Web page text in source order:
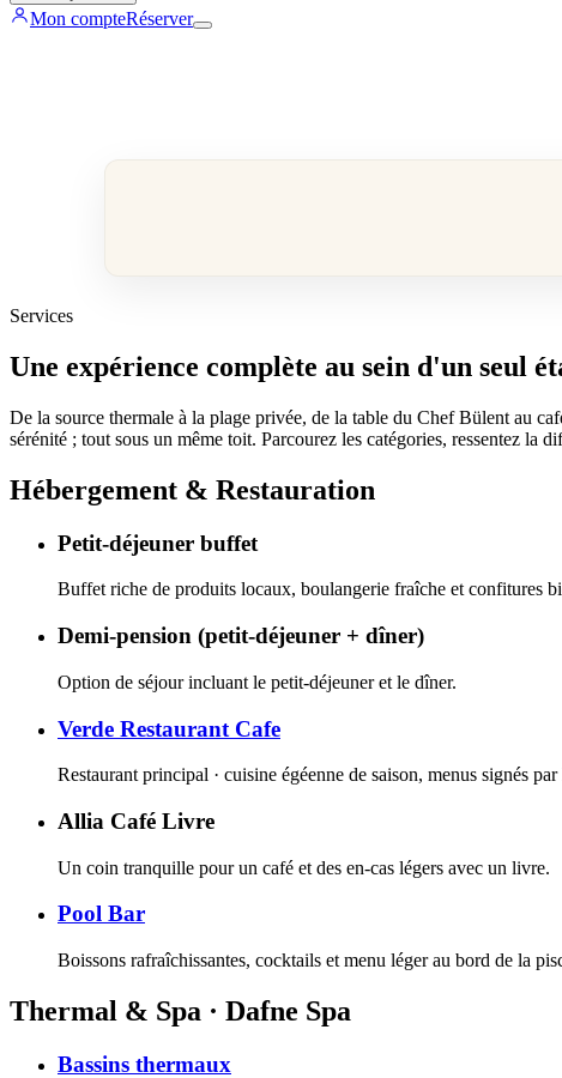
Mon compteRéserver
Services
Une expérience complète au sein d'un seul
De la source thermale à la plage privée, de la table du Chef Bülent au
sérénité ; tout sous un même toit. Parcourez les catégories, ressentez la
Hébergement & Restauration
Petit-déjeuner buffet
Buffet riche de produits locaux, boulangerie fraîche et confitures
Demi-pension (petit-déjeuner + dîner)
Option de séjour incluant le petit-déjeuner et le dîner.
Verde Restaurant Cafe
Restaurant principal · cuisine égéenne de saison, menus signés
Allia Café Livre
Un coin tranquille pour un café et des en-cas légers avec un livre.
Pool Bar
Boissons rafraîchissantes, cocktails et menu léger au bord de la
Thermal & Spa · Dafne Spa
Bassins thermaux